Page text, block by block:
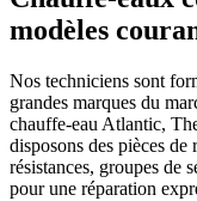
modèles
Nos techniciens sont
grandes marques du
chauffe-eau Atlantic,
disposons des pièces de
résistances, groupes de
pour une réparation